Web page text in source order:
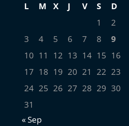
L M X J V S
D
1
2
3
4 5 6 7 8
9
10 11 12 13 14 15 16
17 18 19 20 21 22 23
24 25 26 27 28 29 30
31
« Sep